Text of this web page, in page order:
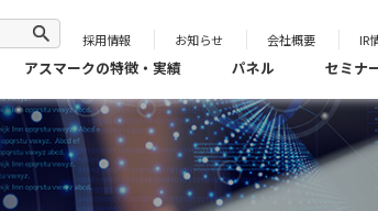
採用情報 お知らせ 会社概要 IR
アスマークの特徴・実績 パネル セミナ